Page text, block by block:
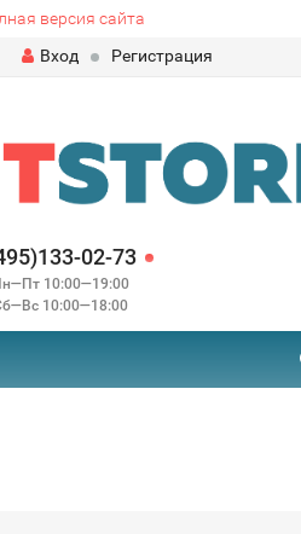
версия сайта
Вход Регистрация
02-73
10:00—19:00
10:00—18:00